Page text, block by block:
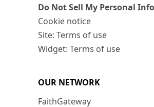
Do Not Sell My Personal
Cookie notice
Site: Terms of use
Widget: Terms of use
OUR NETWORK
FaithGateway